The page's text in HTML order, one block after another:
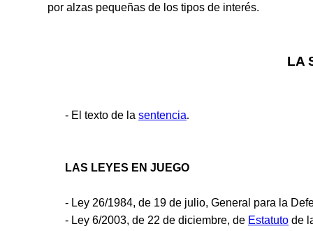
por alzas pequeñas de los tipos de interés.
LA
- El texto de la sentencia.
LAS LEYES EN JUEGO
- Ley 26/1984, de 19 de julio, General para la
- Ley 6/2003, de 22 de diciembre, de Estatuto de